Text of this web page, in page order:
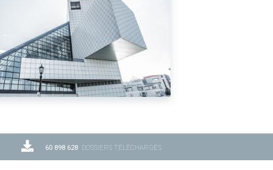
60 898 628 DOSSIERS TÉLÉCHARGÉS